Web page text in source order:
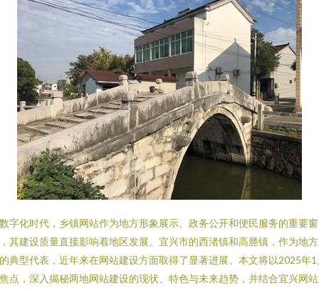
字化时代，乡镇网站作为地方形象展示、政务公开和便民服务的重要窗
其建设质量直接影响着地区发展。宜兴市的西渚镇和高塍镇，作为地
典型代表，近年来在网站建设方面取得了显著进展。本文将以2025年1
点，深入揭秘两地网站建设的现状、特色与未来趋势，并结合宜兴网